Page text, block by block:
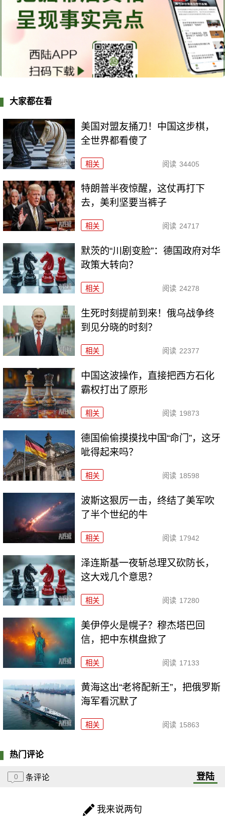
大家都在看
美国对盟友捅刀！中国这步棋，
全世界都看傻了
相关 阅读 34405
特朗普半夜惊醒，这仗再打下
去，美利坚要当裤子
相关 阅读 24717
默茨的“川剧变脸”：德国政府对华
政策大转向？
相关 阅读 24278
生死时刻提前到来！俄乌战争终
到见分晓的时刻？
相关 阅读 22377
中国这波操作，直接把西方石化
霸权打出了原形
相关 阅读 19873
德国偷偷摸摸找中国“命门”，这牙
呲得起来吗？
相关 阅读 18598
波斯这狠厉一击，终结了美军吹
了半个世纪的牛
相关 阅读 17942
泽连斯基一夜斩总理又砍防长，
这大戏几个意思？
相关 阅读 17280
美伊停火是幌子？穆杰塔巴回
信，把中东棋盘掀了
相关 阅读 17133
黄海这出“老将配新王”，把俄罗斯
海军看沉默了
相关 阅读 15863
热门评论
0 条评论 登陆
我来说两句